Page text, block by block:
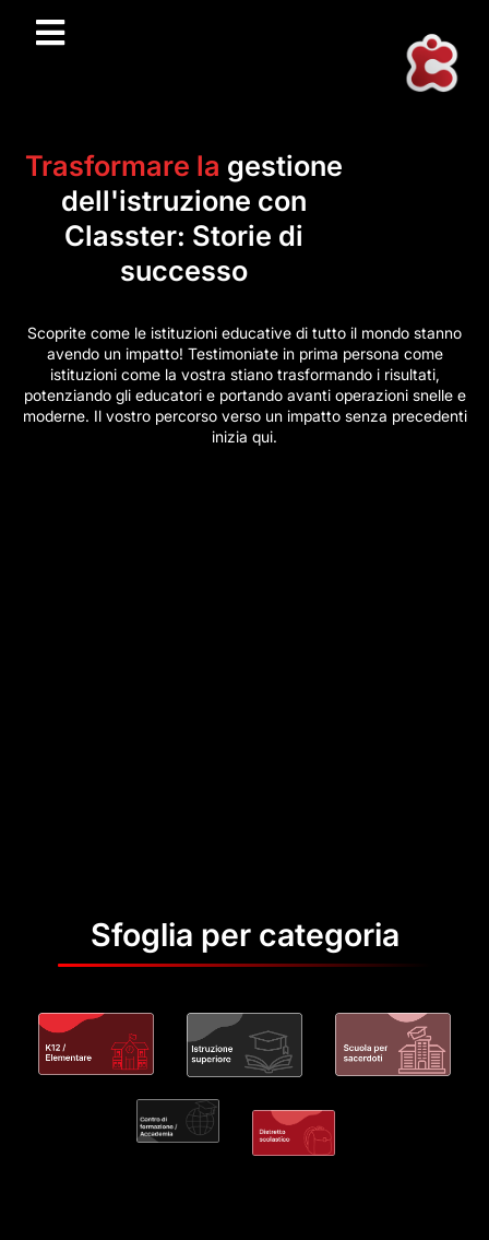
Trasformare la gestione
dell'istruzione con
Classter: Storie di
successo
Scoprite come le istituzioni educative di tutto il mondo stanno
avendo un impatto! Testimoniate in prima persona come
istituzioni come la vostra stiano trasformando i risultati,
potenziando gli educatori e portando avanti operazioni snelle e
moderne. Il vostro percorso verso un impatto senza precedenti
inizia qui.
Sfoglia per categoria